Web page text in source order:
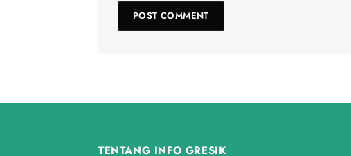
TENTANG INFO GRESIK